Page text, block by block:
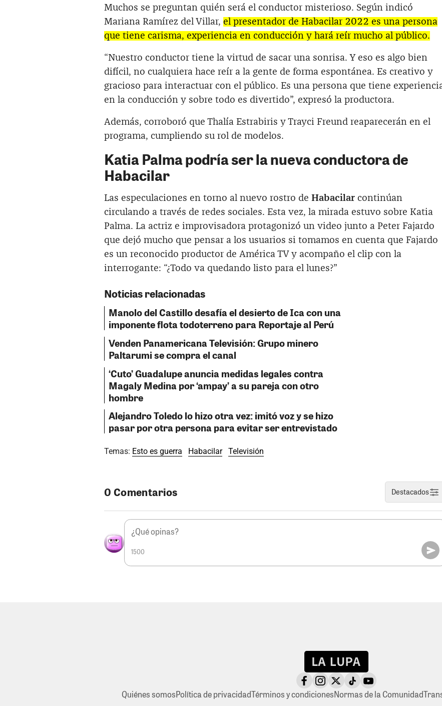
Muchos se preguntan quién será el conductor misterioso. Según indicó
Mariana Ramírez del Villar, el presentador de Habacilar 2022 es una persona
que tiene carisma, experiencia en conducción y hará reír mucho al público.
“Nuestro conductor tiene la virtud de sacar una sonrisa. Y eso es algo bien
difícil, no cualquiera hace reír a la gente de forma espontánea. Es creativo y
gracioso para interactuar con el público. Es una persona que tiene
en la conducción y sobre todo es divertido”, expresó la productora.
Además, corroboró que Thalía Estrabiris y Trayci Freund reaparecerán en el
programa, cumpliendo su rol de modelos.
Katia Palma podría ser la nueva conductora de
Habacilar
Las especulaciones en torno al nuevo rostro de Habacilar continúan
circulando a través de redes sociales. Esta vez, la mirada estuvo sobre Katia
Palma. La actriz e improvisadora protagonizó un video junto a Peter Fajardo
que dejó mucho que pensar a los usuarios si tomamos en cuenta que Fajardo
es un reconocido productor de América TV y acompaño el clip con la
interrogante: “¿Todo va quedando listo para el lunes?”
Noticias relacionadas
Manolo del Castillo desafía el desierto de Ica con una
imponente flota todoterreno para Reportaje al Perú
Venden Panamericana Televisión: Grupo minero
Paltarumi se compra el canal
‘Cuto’ Guadalupe anuncia medidas legales contra
Magaly Medina por ‘ampay’ a su pareja con otro
hombre
Alejandro Toledo lo hizo otra vez: imitó voz y se hizo
pasar por otra persona para evitar ser entrevistado
Temas: Esto es guerra Habacilar Televisión
0 Comentarios Destacados
1500
Quiénes somosPolítica de privacidadTérminos y condicionesNormas de la Comunidad